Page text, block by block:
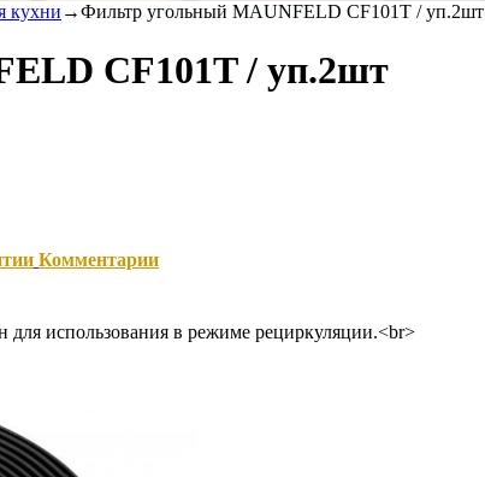
кухни →Фильтр угольный MAUNFELD CF101T / уп.2шт
CF101T / уп.2шт
Комментарии
использования в режиме рециркуляции.<br>